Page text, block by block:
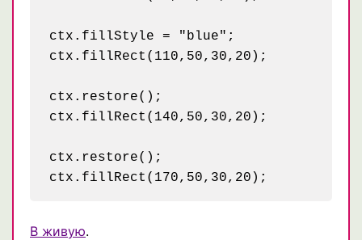
ctx.fillStyle = "blue";
ctx.fillRect(110,50,30,20);
ctx.restore();
ctx.fillRect(140,50,30,20);
ctx.restore();
В живую.